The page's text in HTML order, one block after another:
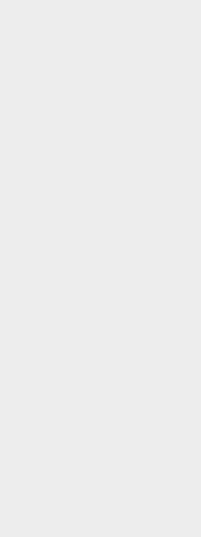
para colorear, con
te propone
pintar de
DE SIRENA para